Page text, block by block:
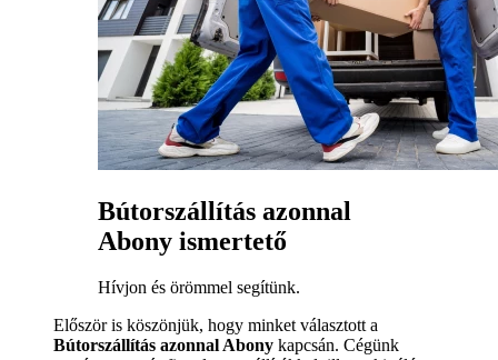
Bútorszállítás azonnal
Abony ismertető
Hívjon és örömmel segítünk.
Először is köszönjük, hogy minket választott a
Bútorszállítás azonnal Abony kapcsán. Cégünk